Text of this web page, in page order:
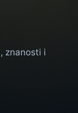
znanosti i